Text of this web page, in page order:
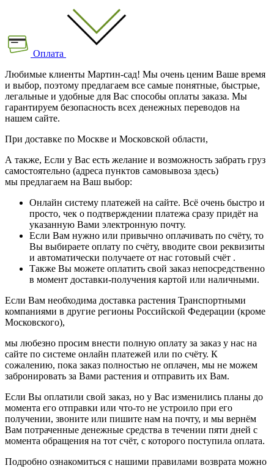
Оплата
Любимые клиенты Мартин-сад! Мы очень ценим Ваше время
и выбор, поэтому предлагаем все самые понятные, быстрые,
легальные и удобные для Вас способы оплаты заказа. Мы
гарантируем безопасность всех денежных переводов на
нашем сайте.
При доставке по Москве и Московской области,
А также, Если у Вас есть желание и возможность забрать груз
самостоятельно (адреса пунктов самовывоза здесь)
мы предлагаем на Ваш выбор:
Онлайн систему платежей на сайте. Всё очень быстро и
просто, чек о подтверждении платежа сразу придёт на
указанную Вами электронную почту.
Если Вам нужно или привычно оплачивать по счёту, то
Вы выбираете оплату по счёту, вводите свои реквизиты
и автоматически получаете от нас готовый счёт .
Также Вы можете оплатить свой заказ непосредственно
в момент доставки-получения картой или наличными.
Если Вам необходима доставка растения Транспортными
компаниями в другие регионы Российской Федерации (кроме
Московского),
мы любезно просим внести полную оплату за заказ у нас на
сайте по системе онлайн платежей или по счёту. К
сожалению, пока заказ полностью не оплачен, мы не можем
забронировать за Вами растения и отправить их Вам.
Если Вы оплатили свой заказ, но у Вас изменились планы до
момента его отправки или что-то не устроило при его
получении, звоните или пишите нам на почту, и мы вернём
Вам потраченные денежные средства в течении пяти дней с
момента обращения на тот счёт, с которого поступила оплата.
Подробно ознакомиться с нашими правилами возврата можно